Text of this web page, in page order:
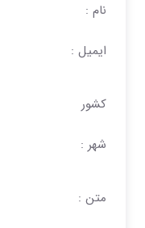
نام :
ایمیل :
کشور
شهر :
متن :